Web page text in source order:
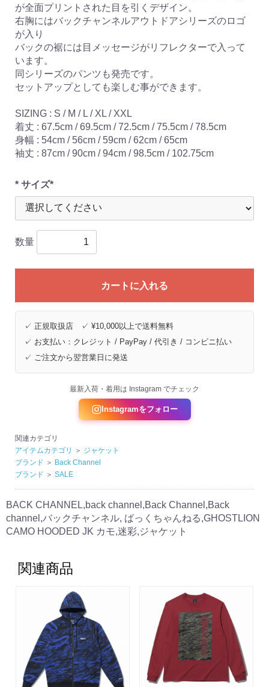
が全面プリントされた目を引くデザイン。
右胸にはバックチャンネルアウトドアシリーズのロゴ
が入り
バックの裾には目メッセージがリフレクターで入って
います。
同シリーズのパンツも発売です。
セットアップとしても楽しむ事ができます。
SIZING : S / M / L / XL / XXL
着丈 : 67.5cm / 69.5cm / 72.5cm / 75.5cm / 78.5cm
身幅 : 54cm / 56cm / 59cm / 62cm / 65cm
袖丈 : 87cm / 90cm / 94cm / 98.5cm / 102.75cm
* サイズ*
数量
カートに入れる
✓ 正規取扱店 ✓ ¥10,000以上で送料無料
✓ お支払い：クレジット / PayPay / 代引き / コンビニ払い
✓ ご注文から翌営業日に発送
最新入荷・着用は Instagram でチェック
Instagramをフォロー
関連カテゴリ
アイテムカテゴリ
＞ ジャケット
ブランド ＞ Back Channel
ブランド ＞ SALE
BACK CHANNEL,back channel,Back Channel,Back
channel,バックチャンネル, ばっくちゃんねる,GHOSTLION
CAMO HOODED JK カモ,迷彩,ジャケット
関連商品